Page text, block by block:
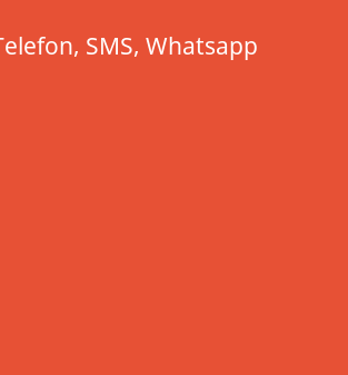
SMS, Whatsapp